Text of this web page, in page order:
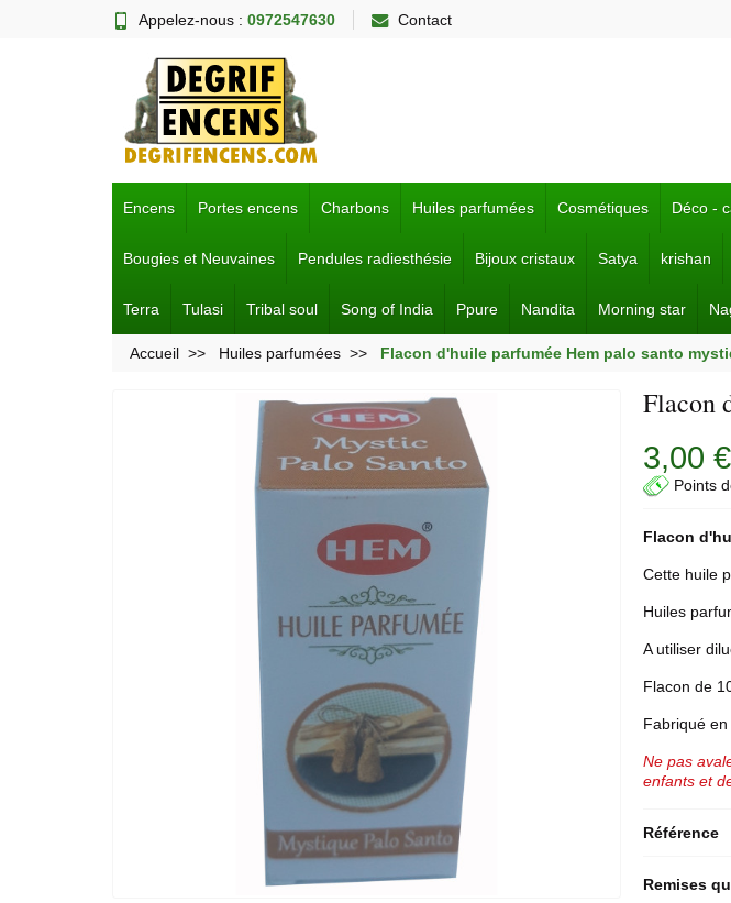
Appelez-nous : 0972547630 Contact
Encens Portes encens Charbons Huiles parfumées Cosmétiques Déco -
Bougies et Neuvaines Pendules radiesthésie Bijoux cristaux Satya krishan
Terra Tulasi Tribal soul Song of India Ppure Nandita Morning star
Accueil Huiles parfumées Flacon d'huile parfumée Hem palo santo
Flacon
3,00 €
Points
Flacon d'
Cette huile
Huiles
A utiliser
Flacon de
Fabriqué
Ne pas
enfants et
Référence
Remises